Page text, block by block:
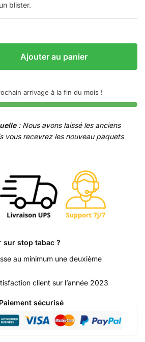
blister.
Ajouter au panier
arrivage à la fin du mois !
: Nous avons laissé les anciens
vous recevrez les nouveau paquets
sur stop tabac ?
au minimum une deuxième
client sur l’année 2023
Paiement sécurisé